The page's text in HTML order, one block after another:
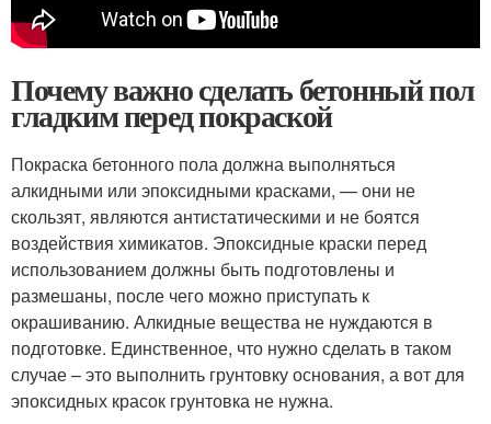
Почему важно сделать бетонный пол
гладким перед покраской
Покраска бетонного пола должна выполняться
алкидными или эпоксидными красками, — они не
скользят, являются антистатическими и не боятся
воздействия химикатов. Эпоксидные краски перед
использованием должны быть подготовлены и
размешаны, после чего можно приступать к
окрашиванию. Алкидные вещества не нуждаются в
подготовке. Единственное, что нужно сделать в таком
случае – это выполнить грунтовку основания, а вот для
эпоксидных красок грунтовка не нужна.